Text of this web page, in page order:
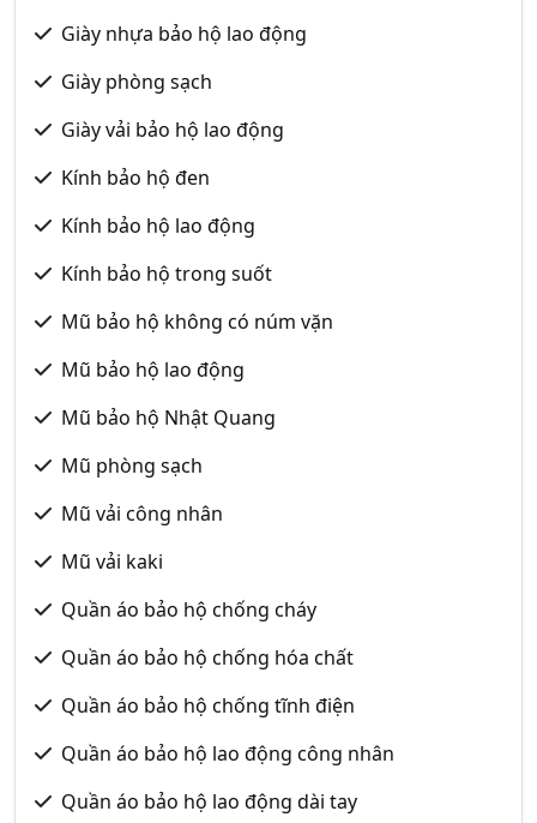
Giày nhựa bảo hộ lao động
Giày phòng sạch
Giày vải bảo hộ lao động
Kính bảo hộ đen
Kính bảo hộ lao động
Kính bảo hộ trong suốt
Mũ bảo hộ không có núm vặn
Mũ bảo hộ lao động
Mũ bảo hộ Nhật Quang
Mũ phòng sạch
Mũ vải công nhân
Mũ vải kaki
Quần áo bảo hộ chống cháy
Quần áo bảo hộ chống hóa chất
Quần áo bảo hộ chống tĩnh điện
Quần áo bảo hộ lao động công nhân
Quần áo bảo hộ lao động dài tay